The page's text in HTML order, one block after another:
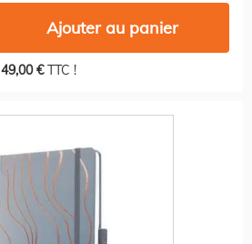
Ajouter au panier
49,00 €TTC !